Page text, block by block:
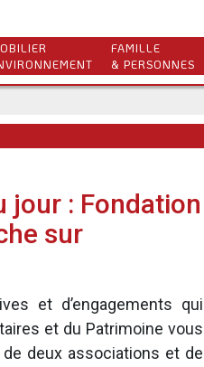
FAMILLE
& PERSONNES
jour : Fondation
sur
et d’engagements qui
et du Patrimoine vous
deux associations et de